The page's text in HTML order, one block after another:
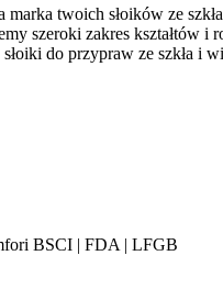
twoich słoików ze
szeroki zakres kształtów
słoiki do przypraw ze szkła i
BSCI | FDA | LFGB